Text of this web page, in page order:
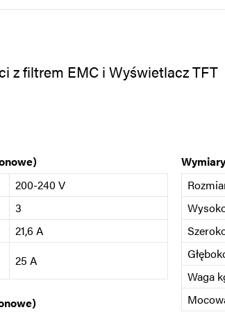
z filtrem EMC i Wyświetlacz TFT
200-240 V
3
21,6 A
25 A
Waga